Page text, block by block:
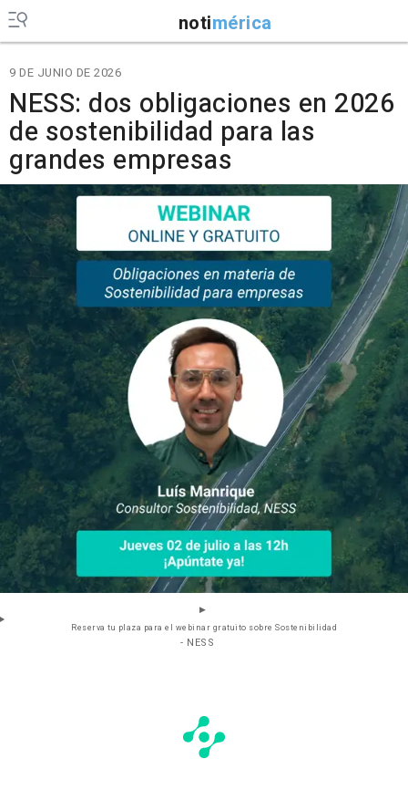
notimérica
9 DE JUNIO DE 2026
NESS: dos obligaciones en 2026
de sostenibilidad para las
grandes empresas
Reserva tu plaza para el webinar gratuito sobre Sostenibilidad
- NESS